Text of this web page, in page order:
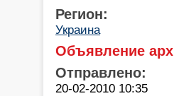
Регион:
Украина
Объявление
Отправлено:
20-02-2010 10:35